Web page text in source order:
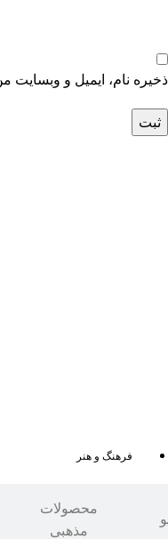
فرهنگ و هنر
محصولات
مذهبی
ذخیره نام، ایمیل و وبسایت